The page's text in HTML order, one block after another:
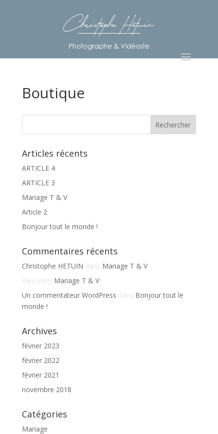
Boutique
Articles récents
ARTICLE 4
ARTICLE 3
Mariage T & V
Article 2
Bonjour tout le monde !
Commentaires récents
Christophe HETUIN dans Mariage T & V
Alex dans Mariage T & V
Un commentateur WordPress dans Bonjour tout le
monde !
Archives
février 2023
février 2022
février 2021
novembre 2018
Catégories
Mariage